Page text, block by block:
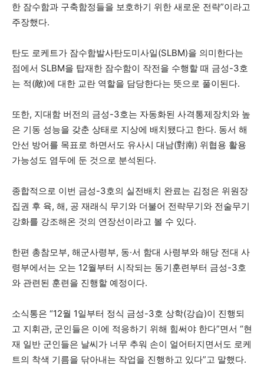
한 잠수함과 구축함정들을 보호하기 위한 새로운 전략”이라고
주장했다.
탄도 로케트가 잠수함발사탄도미사일(SLBM)을 의미한다는
점에서 SLBM을 탑재한 잠수함이 작전을 수행할 때 금성-3호
는 적(敵)에 대한 교란 역할을 담당한다는 뜻으로 풀이된다.
또한, 지대함 버전의 금성-3호는 자동화된 사격통제장치와 높
은 기동 성능을 갖춘 상태로 지상에 배치됐다고 한다. 동서 해
안선 방어를 목표로 하면서도 유사시 대남(對南) 위협용 활용
가능성도 염두에 둔 것으로 분석된다.
종합적으로 이번 금성-3호의 실전배치 완료는 김정은 위원장
집권 후 육, 해, 공 재래식 무기와 더불어 전략무기와 전술무기
강화를 강조해온 것의 연장선이라고 볼 수 있다.
한편 총참모부, 해군사령부, 동·서 함대 사령부와 해당 전대 사
령부에서는 오는 12월부터 시작되는 동기훈련부터 금성-3호
와 관련된 훈련을 진행할 예정이다.
소식통은 “12월 1일부터 정식 금성-3호 상학(강습)이 진행되
고 지휘관, 군인들은 이에 적응하기 위해 힘써야 한다”면서 “현
재 일반 군인들은 날씨가 너무 추워 손이 얼어터지면서도 로케
트의 착색 기름을 닦아내는 작업을 진행하고 있다”고 말했다.